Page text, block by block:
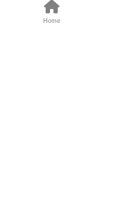
Home